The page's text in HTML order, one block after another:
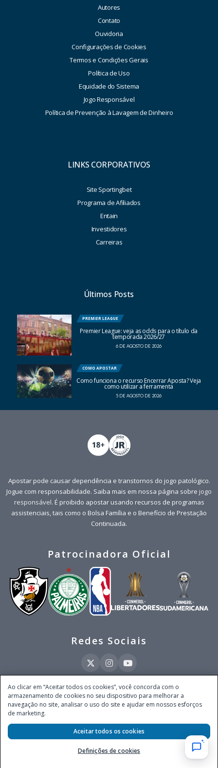
Autores
Contato
Ouvidoria
Configurações de Cookies
Termos e Condições Gerais
Política de Uso
Equidade do Sistema
Jogo Responsável
Política de Prevenção à Lavagem de Dinheiro
LINKS CORPORATIVOS
Site Sportingbet
Programa de Afiliados
Entain
Investidores
Carreiras
Últimos Posts
PREMIER LEAGUE
Premier League: veja as odds para o título da
temporada 2026/27
6 DE AGOSTO DE 2026
COMO APOSTAR
Como funciona o recurso Encerrar Aposta? Veja
como utilizar a ferramenta
5 DE AGOSTO DE 2026
Apostar pode causar dependência e transtornos do jogo patológico.
Jogue com responsabilidade. Saiba mais em nossa página sobre jogo
responsável. É proibido apostar usando recursos de programas
assistenciais, tais como o Bolsa Família e o Benefício de Prestação
Continuada.
Patrocinadora Oficial
Redes Sociais
Este site é operado pela Ventmear Brasil LTDA (CNPJ 52.868.380/0001-84), com
endereço na Avenida Brigadeiro Faria Lima, nº 4.055, 3º andar, Itaim Bibi, no
Município de São Paulo, Estado de São Paulo, CEP 04538-133, Brasil - empresa
autorizada a operar apostas de quota fixa em todo território nacional pela
Secretaria de Prêmios e Apostas do Ministério da Fazenda, conforme Portaria nº
247, de 07.02.2025, publicada no DOU em 11.2.2025.
Ao clicar em “Aceitar todos os cookies”, você concorda com o
armazenamento de cookies no seu dispositivo para melhorar a
navegação no site, analisar o uso do site e ajudar em nossos esforços
de marketing.
Definições de cookies
Aceitar todos os cookies